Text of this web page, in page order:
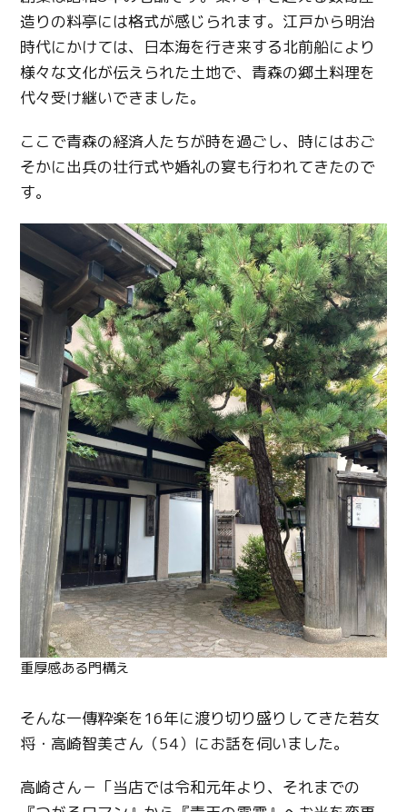
造りの料亭には格式が感じられます。江戸から明治
時代にかけては、日本海を行き来する北前船により
様々な文化が伝えられた土地で、青森の郷土料理を
代々受け継いできました。
ここで青森の経済人たちが時を過ごし、時にはおご
そかに出兵の壮行式や婚礼の宴も行われてきたので
す。
重厚感ある門構え
そんな一傳粋楽を16年に渡り切り盛りしてきた若女
将・高崎智美さん（54）にお話を伺いました。
高崎さん－「当店では令和元年より、それまでの